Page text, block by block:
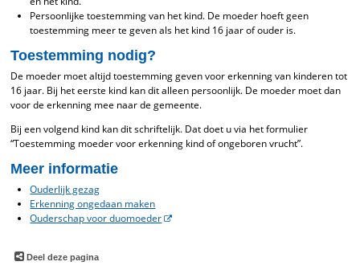
Persoonlijke toestemming van het kind. De moeder hoeft geen
toestemming meer te geven als het kind 16 jaar of ouder is.
Toestemming nodig?
De moeder moet altijd toestemming geven voor erkenning van kinderen tot
16 jaar. Bij het eerste kind kan dit alleen persoonlijk. De moeder moet dan
voor de erkenning mee naar de gemeente.
Bij een volgend kind kan dit schriftelijk. Dat doet u via het formulier
“Toestemming moeder voor erkenning kind of ongeboren vrucht”.
Meer informatie
Ouderlijk gezag
Erkenning ongedaan maken
Ouderschap voor duomoeder
Deel deze pagina